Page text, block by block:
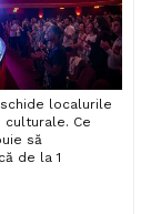
localurile
Ce
să
de la 1